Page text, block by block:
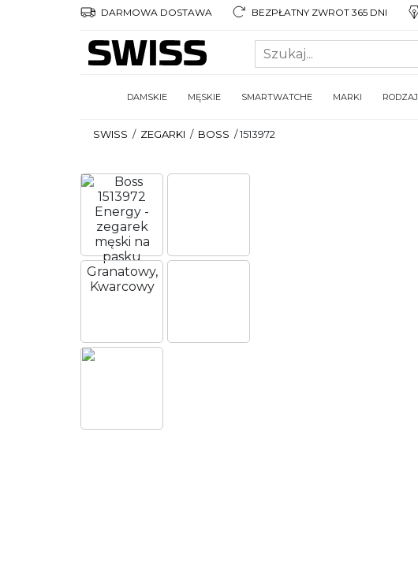
DARMOWA DOSTAWA BEZPŁATNY ZWROT 365 DNI
DAMSKIE MĘSKIE SMARTWATCHE MARKI RODZAJ
SWISS / ZEGARKI / BOSS /1513972